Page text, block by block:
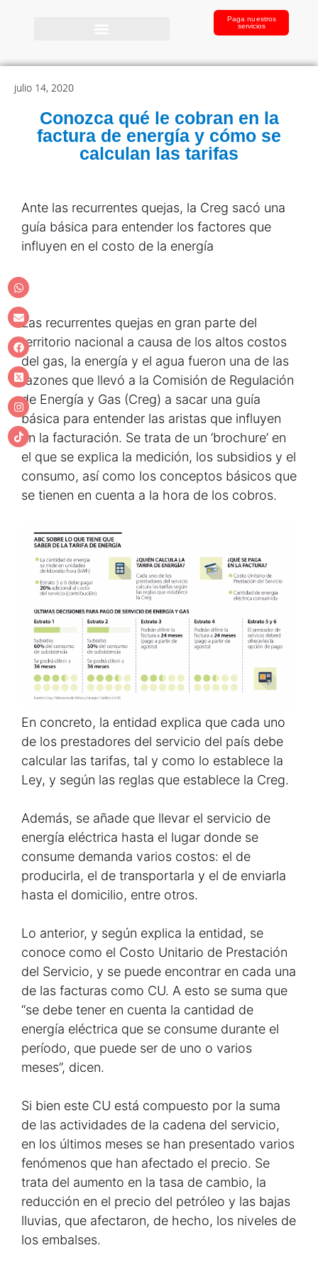
Paga nuestros
servicios
julio 14, 2020
Conozca qué le cobran en la
factura de energía y cómo se
calculan las tarifas
Ante las recurrentes quejas, la Creg sacó una
guía básica para entender los factores que
influyen en el costo de la energía
Las recurrentes quejas en gran parte del
territorio nacional a causa de los altos costos
del gas, la energía y el agua fueron una de las
razones que llevó a la Comisión de Regulación
de Energía y Gas (Creg) a sacar una guía
básica para entender las aristas que influyen
en la facturación. Se trata de un ‘brochure’ en
el que se explica la medición, los subsidios y el
consumo, así como los conceptos básicos que
se tienen en cuenta a la hora de los cobros.
En concreto, la entidad explica que cada uno
de los prestadores del servicio del país debe
calcular las tarifas, tal y como lo establece la
Ley, y según las reglas que establece la Creg.
Además, se añade que llevar el servicio de
energía eléctrica hasta el lugar donde se
consume demanda varios costos: el de
producirla, el de transportarla y el de enviarla
hasta el domicilio, entre otros.
Lo anterior, y según explica la entidad, se
conoce como el Costo Unitario de Prestación
del Servicio, y se puede encontrar en cada una
de las facturas como CU. A esto se suma que
“se debe tener en cuenta la cantidad de
energía eléctrica que se consume durante el
período, que puede ser de uno o varios
meses”, dicen.
Si bien este CU está compuesto por la suma
de las actividades de la cadena del servicio,
en los últimos meses se han presentado varios
fenómenos que han afectado el precio. Se
trata del aumento en la tasa de cambio, la
reducción en el precio del petróleo y las bajas
lluvias, que afectaron, de hecho, los niveles de
los embalses.